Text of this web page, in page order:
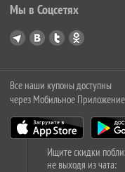
Мы в Соцсетях
Все наши купоны доступны
через Мобильное
Ищите скидки
не выходя из чата: